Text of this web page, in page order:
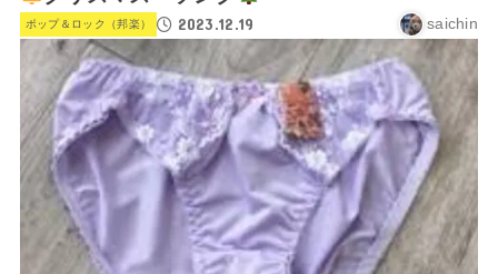
ポップ＆ロック（邦楽） 2023.12.19 saichin